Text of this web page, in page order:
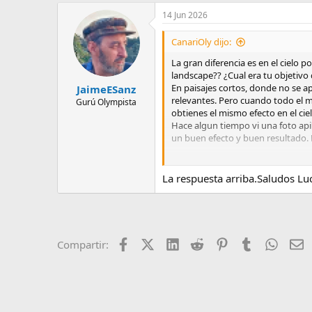
JaimeESanz
Gurú Olympista
14 Jun 2026
CanariOly dijo:
La gran diferencia es en el cielo
landscape?? ¿Cual era tu objetivo
En paisajes cortos, donde no se
relevantes. Pero cuando todo el
obtienes el mismo efecto en el
Hace algun tiempo vi una foto
un buen efecto y buen resultado.
El apilado donde mas efecto
mejorar un campo visual amplio
distancias largas.
En el tintero siempre me ha
movimiento propio de la luna. O
La respuesta arriba.Saludos
Compartir: FacebookX (Twitter)
LinkedIn
Reddit PinterestTumblr